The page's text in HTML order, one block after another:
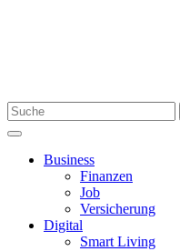
Search
for:
Menu
Business
Finanzen
Job
Versicherung
Digital
Smart Living